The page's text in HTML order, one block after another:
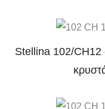
Stellina 102/CH12